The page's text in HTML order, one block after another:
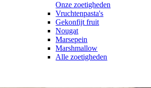
Onze zoetigheden
Vruchtenpasta's
Gekonfijt fruit
Nougat
Marsepein
Marshmallow
Alle zoetigheden